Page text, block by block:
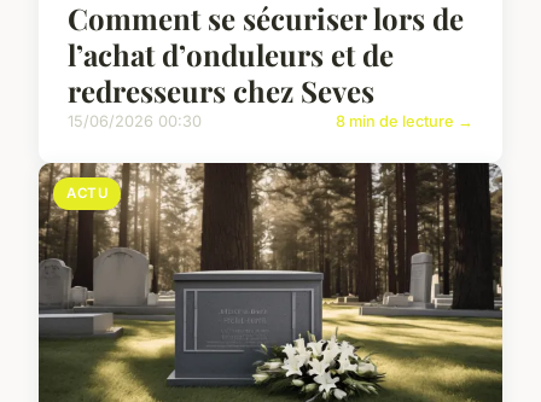
Comment se sécuriser lors de
l’achat d’onduleurs et de
redresseurs chez Seves
15/06/2026 00:30 8 min de lecture →
ACTU